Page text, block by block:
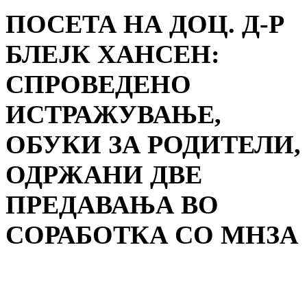
ПОСЕТА НА ДОЦ. Д-Р
БЛЕЈК ХАНСЕН:
СПРОВЕДЕНО
ИСТРАЖУВАЊЕ,
ОБУКИ ЗА РОДИТЕЛИ,
ОДРЖАНИ ДВЕ
ПРЕДАВАЊА ВО
СОРАБОТКА СО МНЗА